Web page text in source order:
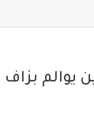
يوالم